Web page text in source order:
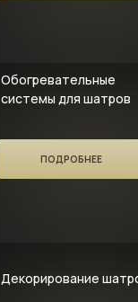
Обогревательные
системы для шатров
ПОДРОБНЕЕ
Декорирование